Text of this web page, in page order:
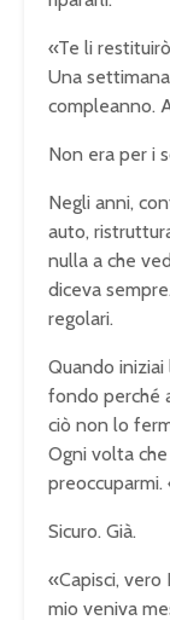
«Te li
Una
compleanno.
Non era per i
Negli anni,
auto,
nulla a che
diceva
regolari.
Quando iniziai
fondo perché
ciò non lo
Ogni volta
preoccuparmi.
Sicuro. Già.
«Capisci, vero
mio veniva